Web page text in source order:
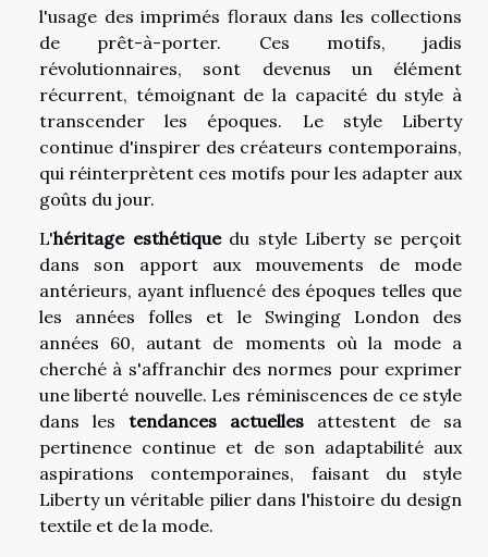
l'usage des imprimés floraux dans les collections
de prêt-à-porter. Ces motifs, jadis
révolutionnaires, sont devenus un élément
récurrent, témoignant de la capacité du style à
transcender les époques. Le style Liberty
continue d'inspirer des créateurs contemporains,
qui réinterprètent ces motifs pour les adapter aux
goûts du jour.
L'héritage esthétiquedu style Liberty se perçoit
dans son apport aux mouvements de mode
antérieurs, ayant influencé des époques telles que
les années folles et le Swinging London des
années 60, autant de moments où la mode a
cherché à s'affranchir des normes pour exprimer
une liberté nouvelle. Les réminiscences de ce style
dans les tendances actuelles attestent de sa
pertinence continue et de son adaptabilité aux
aspirations contemporaines, faisant du style
Liberty un véritable pilier dans l'histoire du design
textile et de la mode.